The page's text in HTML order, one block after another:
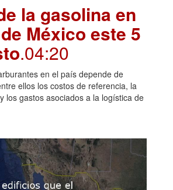
la gasolina en
México este 5
.04:20
en el país depende de
ellos los costos de referencia, la
los gastos asociados a la logística de